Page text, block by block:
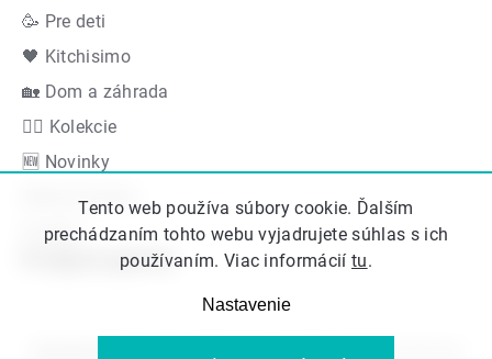
Tento web používa súbory cookie. Ďalším
prechádzaním tohto webu vyjadrujete súhlas s ich
používaním. Viac informácií tu.
Nastavenie
🥳 Pre deti
🖤 Kitchisimo
🏡 Dom a záhrada
👍🏻 Kolekcie
🆕 Novinky
Akčná ponuka
Značky
Podporujeme